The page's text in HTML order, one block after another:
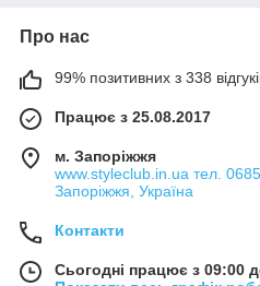
Про нас
99% позитивних з 338
Працює з 25.08.2017
м. Запоріжжя
www.styleclub.in.ua тел.
Запоріжжя, Україна
Контакти
Сьогодні працює з 09:00